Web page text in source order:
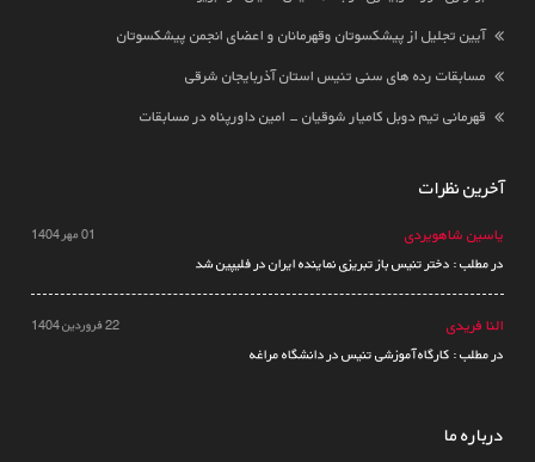
آیین تجلیل از پیشکسوتان وقهرمانان و اعضای انجمن پیشکسوتان
مسابقات رده های سنی تنیس استان آذربایجان شرقی
قهرمانی تیم دوبل کامیار شوقیان - امین داورپناه در مسابقات
آخرین نظرات
یاسین شاهویردی 01 مهر 1404
در مطلب : دختر تنیس باز تبریزی نماینده ایران در فلیپین شد
النا فریدی 22 فروردین 1404
در مطلب : کارگاه آموزشی تنیس در دانشگاه مراغه
درباره ما